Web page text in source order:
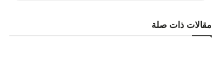
مقالات ذات صلة